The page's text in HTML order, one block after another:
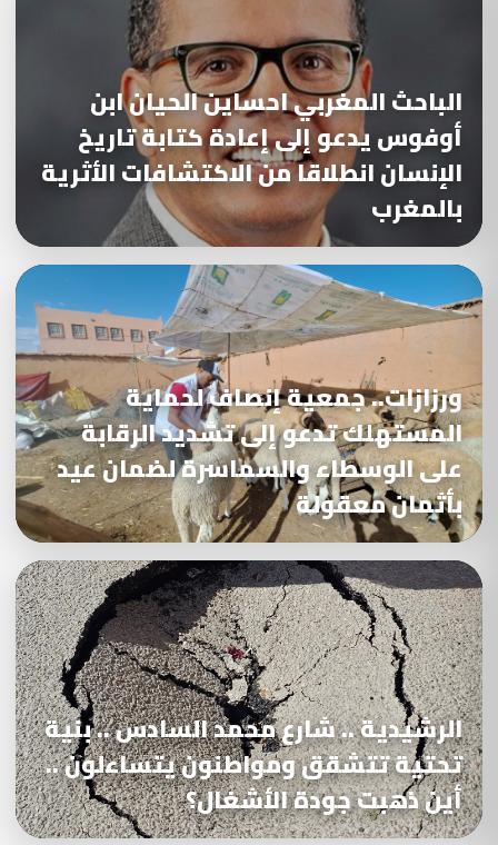
الباحث المغربي احساين الحيان ابن
أوفوس يدعو إلى إعادة كتابة تاريخ
الإنسان انطلاقا من الاكتشافات الأثرية
بالمغرب
ورزازات.. جمعية إنصاف لحماية
المستهلك تدعو إلى تشديد الرقابة
على الوسطاء والسماسرة لضمان عيد
بأثمان معقولة
الرشيدية .. شارع محمد السادس .. بنية
تحتية تتشقق ومواطنون يتساءلون ..
أين ذهبت جودة الأشغال؟